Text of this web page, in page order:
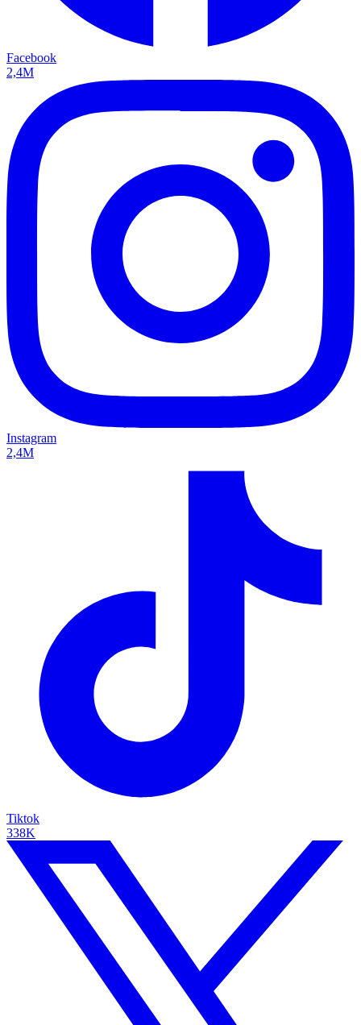
Facebook
2,4M
Instagram
2,4M
Tiktok
338K